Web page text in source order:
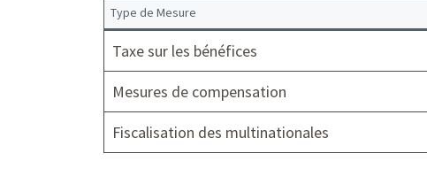
Type de Mesure
Taxe sur les bénéfices
Mesures de compensation
Fiscalisation des multinationales